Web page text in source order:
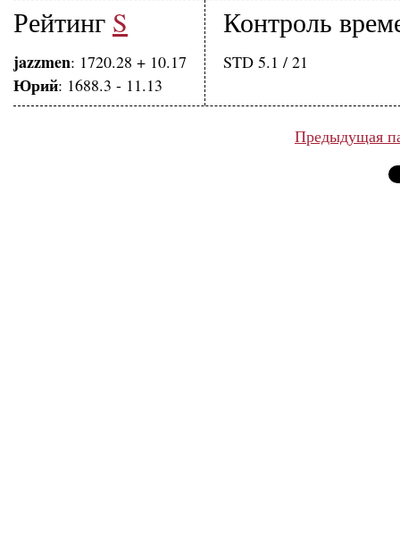
Рейтинг S
jazzmen: 1720.28 + 10.17
Юрий: 1688.3 - 11.13
Контроль
STD 5.1 / 21
Предыдущая